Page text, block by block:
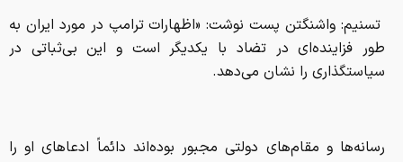
تسنیم: واشنگتن پست نوشت: «اظهارات ترامپ در مورد ایران به
طور فزاینده‌ای در تضاد با یکدیگر است و این بی‌ثباتی در
سیاستگذاری را نشان می‌دهد.
رسانه‌ها و مقام‌های دولتی مجبور بوده‌اند دائماً ادعاهای او را